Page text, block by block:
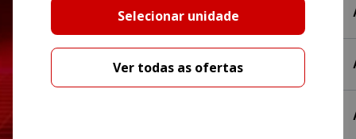
Selecionar unidade
Ver todas as ofertas